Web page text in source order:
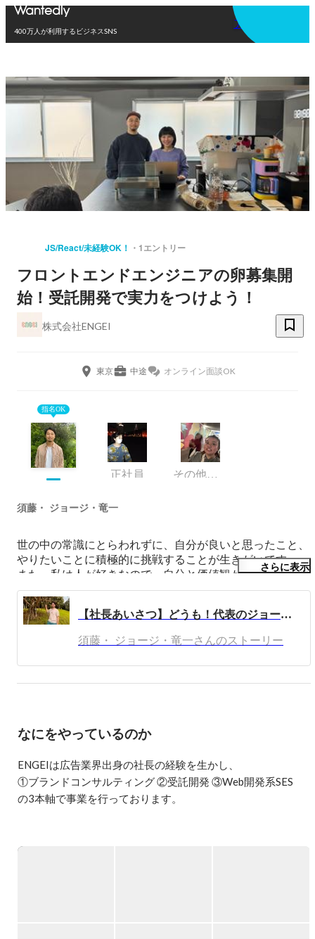
400万人が利用するビジネスSNS
アプリを使う
JS/React/未経験OK！ 1エントリー
フロントエンドエンジニアの卵募集開
始！受託開発で実力をつけよう！
株式会社ENGEI
東京 中途 オンライン面談OK
指名OK
正社員 その他エンジニア
須藤・ ジョージ・竜一
世の中の常識にとらわれずに、自分が良いと思ったこと、
やりたいことに積極的に挑戦することが生きがいです。
また、私は人が好きなので、自分と価値観が合う人から全
く違う人まで色んな人と関わりたいと考えています！
現在は株式会社ENGEIと言うエンジニア育成とSES事業が
「なんかこいつ面白そうだな」なんて感じたらぜひお声が
さらに表示
【社長あいさつ】どうも！代表のジョージです！
須藤・ ジョージ・竜一さんのストーリー
なにをやっているのか
ENGEIは広告業界出身の社長の経験を生かし、
①ブランドコンサルティング ②受託開発 ③Web開発系SES
の3本軸で事業を行っております。
クリエイティブ領域(デザイン、マーケティング、ブランディ